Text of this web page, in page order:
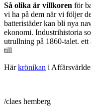
Så olika är villkoren för
vi ha på dem när vi följer
batteristäder kan bli nya
ekonomi. Industrihistoria
utrullning på 1860-talet. ett
till
Härkrönikan i
/claes hemberg